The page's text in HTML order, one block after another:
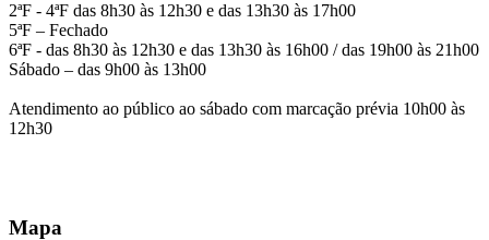
2ªF - 4ªF das 8h30 às 12h30 e das 13h30 às 17h00
5ªF – Fechado
6ªF - das 8h30 às 12h30 e das 13h30 às 16h00 / das 19h00 às 21h00
Sábado – das 9h00 às 13h00
Atendimento ao público ao sábado com marcação prévia 10h00 às
12h30
Mapa